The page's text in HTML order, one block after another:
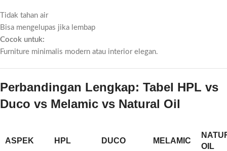
Tidak tahan air
Bisa mengelupas jika lembap
Cocok untuk:
Furniture minimalis modern atau interior elegan.
Perbandingan Lengkap: Tabel HPL vs
Duco vs Melamic vs Natural Oil
ASPEK HPL DUCO MELAMIC
OIL